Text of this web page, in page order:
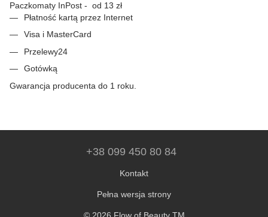
Paczkomaty InPost - od 13 zł
Płatność kartą przez Internet
Visa i MasterCard
Przelewy24
Gotówką
Gwarancja producenta do 1 roku.
+38 099 450 80 84
Kontakt
Pełna wersja strony
© 2026 Flow of Beauty TM